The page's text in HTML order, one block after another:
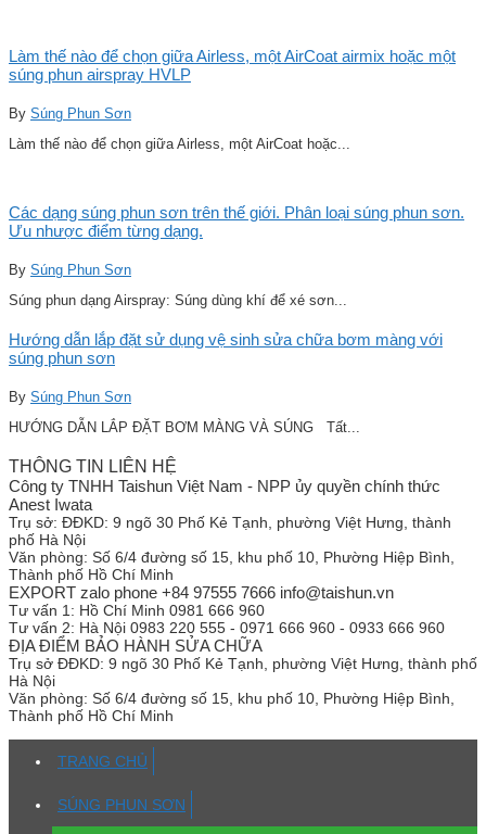
Làm thế nào để chọn giữa Airless, một AirCoat airmix hoặc một
súng phun airspray HVLP
By Súng Phun Sơn
Làm thế nào để chọn giữa Airless, một AirCoat hoặc...
Các dạng súng phun sơn trên thế giới. Phân loại súng phun sơn.
Ưu nhược điểm từng dạng.
By Súng Phun Sơn
Súng phun dạng Airspray: Súng dùng khí để xé sơn...
Hướng dẫn lắp đặt sử dụng vệ sinh sửa chữa bơm màng với
súng phun sơn
By Súng Phun Sơn
HƯỚNG DẪN LẮP ĐẶT BƠM MÀNG VÀ SÚNG Tất...
THÔNG TIN LIÊN HỆ
Công ty TNHH Taishun Việt Nam - NPP ủy quyền chính thức
Anest Iwata
Trụ sở: ĐĐKD: 9 ngõ 30 Phố Kẻ Tạnh, phường Việt Hưng, thành
phố Hà Nội
Văn phòng: Số 6/4 đường số 15, khu phố 10, Phường Hiệp Bình,
Thành phố Hồ Chí Minh
EXPORT zalo phone +84 97555 7666 info@taishun.vn
Tư vấn 1: Hồ Chí Minh 0981 666 960
Tư vấn 2: Hà Nội 0983 220 555 - 0971 666 960 - 0933 666 960
ĐỊA ĐIỂM BẢO HÀNH SỬA CHỮA
Trụ sở ĐĐKD: 9 ngõ 30 Phố Kẻ Tạnh, phường Việt Hưng, thành phố
Hà Nội
Văn phòng: Số 6/4 đường số 15, khu phố 10, Phường Hiệp Bình,
Thành phố Hồ Chí Minh
TRANG CHỦ
SÚNG PHUN SƠN